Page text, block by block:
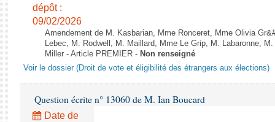
dépôt :
09/02/2026
Amendement de M. Kasbarian, Mme Ronceret, Mme Olivia
Lebec, M. Rodwell, M. Maillard, Mme Le Grip, M. Labaronne,
Miller - Article PREMIER - Non renseigné
Voir le dossier (Droit de vote et éligibilité des étrangers aux élections)
Question écrite n° 13060 de M. Ian Boucard
Date de